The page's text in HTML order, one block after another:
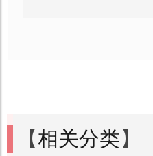
【相关分类】